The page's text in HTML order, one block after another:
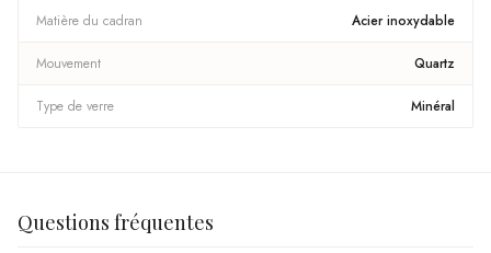
Matière du cadran Acier inoxydable
Mouvement Quartz
Type de verre Minéral
Questions fréquentes